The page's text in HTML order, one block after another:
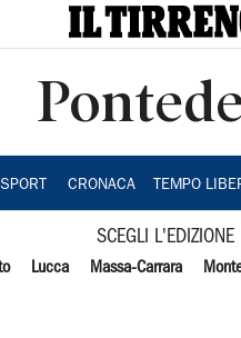
SPORT CRONACA TEMPO
SCEGLI L'EDIZIONE
Lucca Massa-Carrara